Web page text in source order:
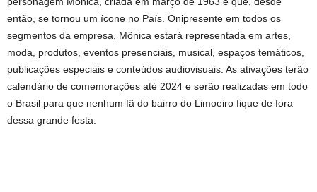
então, se tornou um ícone no País. Onipresente em todos os
segmentos da empresa, Mônica estará representada em artes,
moda, produtos, eventos presenciais, musical, espaços temáticos,
publicações especiais e conteúdos audiovisuais. As ativações terão
calendário de comemorações até 2024 e serão realizadas em todo
o Brasil para que nenhum fã do bairro do Limoeiro fique de fora
dessa grande festa.